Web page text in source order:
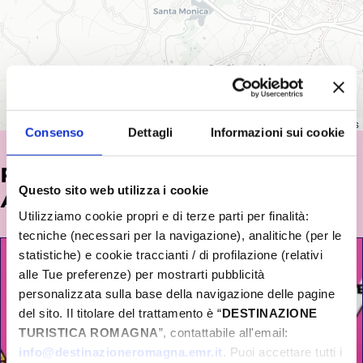
Consenso Dettagli Informazioni sui cookie
Questo sito web utilizza i cookie
Utilizziamo cookie propri e di terze parti per finalità:
tecniche (necessari per la navigazione), analitiche (per le
statistiche) e cookie traccianti / di profilazione (relativi
alle Tue preferenze) per mostrarti pubblicità
personalizzata sulla base della navigazione delle pagine
del sito. Il titolare del trattamento è “DESTINAZIONE
TURISTICA ROMAGNA”, contattabile all'email:
info@destinazioneromagna.emr.it . Puoi accettare tutti i
contributors
POTREBBE INTERESSARTI
ANCHE...